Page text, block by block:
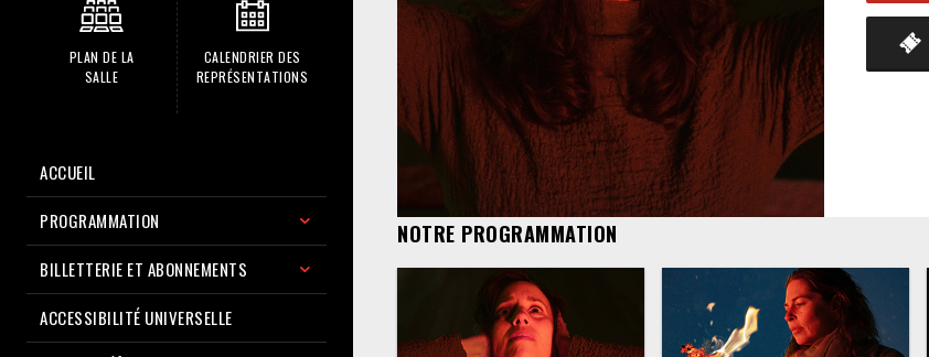
PLAN DE LA
SALLE
CALENDRIER DES
REPRÉSENTATIONS
ACCUEIL
PROGRAMMATION
BILLETTERIE ET ABONNEMENTS
ACCESSIBILITÉ UNIVERSELLE
NOTRE PROGRAMMATION